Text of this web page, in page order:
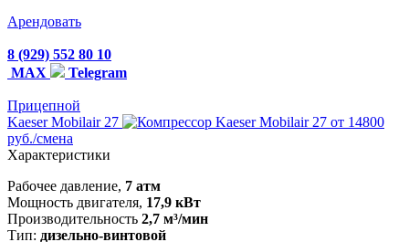
Арендовать
8 (929) 552 80 10
MAX
Telegram
Прицепной
Kaeser Mobilair 27
от 14800
руб./смена
Характеристики
Рабочее давление, 7 атм
Мощность двигателя, 17,9 кВт
Производительность 2,7 м³/мин
Тип: дизельно-винтовой